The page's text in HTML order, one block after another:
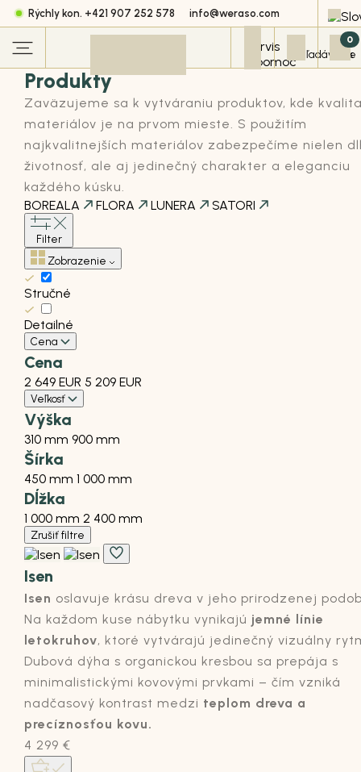
Rýchly kon. +421 907 252 578 info@weraso.com
0
Produkty
Zaväzujeme sa k vytváraniu produktov, kde
materiálov je na prvom mieste. S použitím
najkvalitnejších materiálov zabezpečíme nielen
životnosť, ale aj jedinečný charakter a eleganciu
každého kúsku.
BOREALA
FLORA LUNERA SATORI
Filter
Zobrazenie
Stručné
Detailné
Cena
Cena
2 649 EUR 5 209 EUR
Veľkosť
Výška
310 mm 900 mm
Šírka
450 mm 1 000 mm
Dĺžka
1 000 mm 2 400 mm
Zrušiť filtre
Isen
Isen oslavuje krásu dreva v jeho prirodzenej
Na každom kuse nábytku vynikajú jemné línie
letokruhov, ktoré vytvárajú jedinečný vizuálny
Dubová dýha s organickou kresbou sa prepája s
minimalistickými kovovými prvkami – čím vzniká
nadčasový kontrast medzi teplom dreva a
precíznosťou kovu.
4 299 €